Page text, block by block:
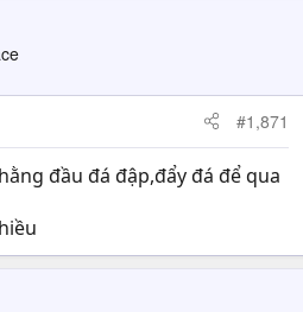
#1,871
đầu đá đập,đẩy đá để qua